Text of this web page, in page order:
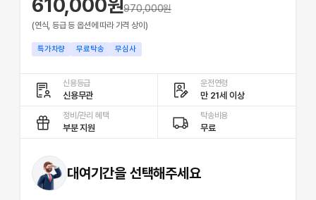
610,000원970,000원
(연식, 등급 등 옵션에 따라 가격 상이)
특가차량 무료탁송 무심사
신용등급
신용무관
운전연령
만 21세 이상
정비/관리 혜택
부분 지원
탁송비용
무료
대여기간을 선택해주세요